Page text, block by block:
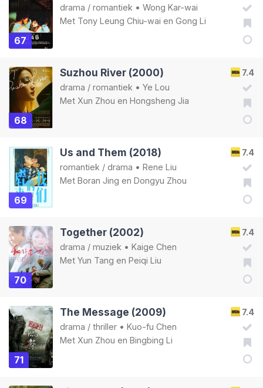
67
drama / romantiek • Wong Kar-wai
Met Tony Leung Chiu-wai en Gong Li
68
7.4
Suzhou River (2000)
drama / romantiek • Ye Lou
Met Xun Zhou en Hongsheng Jia
69
7.4
Us and Them (2018)
romantiek / drama • Rene Liu
Met Boran Jing en Dongyu Zhou
70
7.4
Together (2002)
drama / muziek • Kaige Chen
Met Yun Tang en Peiqi Liu
71
7.4
The Message (2009)
drama / thriller • Kuo-fu Chen
Met Xun Zhou en Bingbing Li